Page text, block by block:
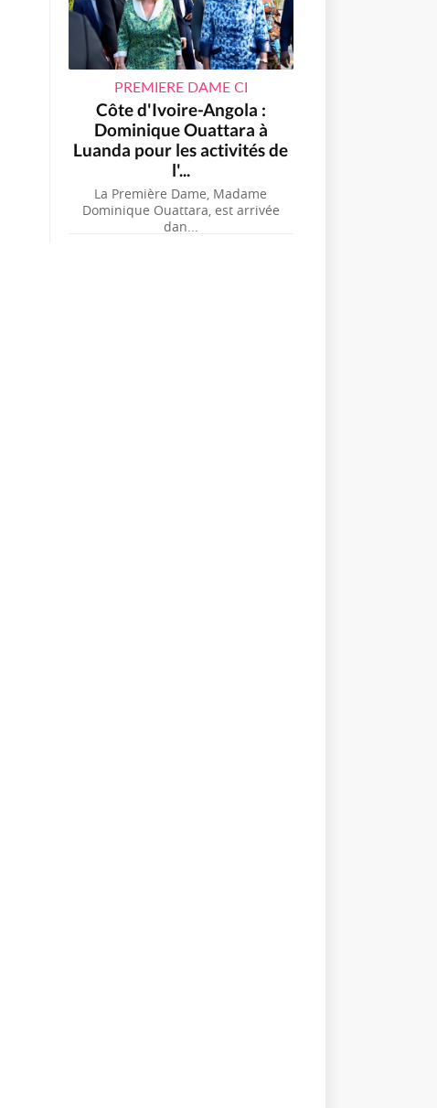
PREMIERE DAME CI
Côte d'Ivoire-Angola :
Dominique Ouattara à
Luanda pour les activités de
l'...
La Première Dame, Madame
Dominique Ouattara, est arrivée
dan...